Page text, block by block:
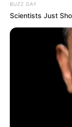
de que el aporte
en el radar de la
sigue dando
Desde el jueves
Biblioteca
espacios, se
esta feria.”,
BUZZ DAY
Scientists Just